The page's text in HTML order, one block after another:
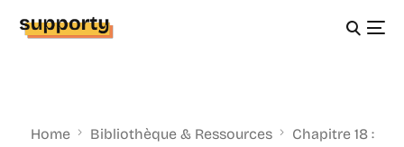
Home Bibliothèque & Ressources
Chapitre 18 :